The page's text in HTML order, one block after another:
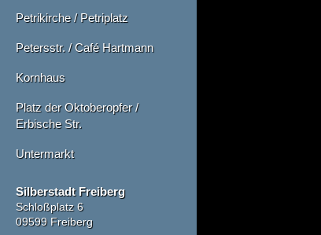
Petrikirche / Petriplatz
Petersstr. / Café Hartmann
Kornhaus
Platz der Oktoberopfer /
Erbische Str.
Untermarkt
Silberstadt Freiberg
Schloßplatz 6
09599 Freiberg